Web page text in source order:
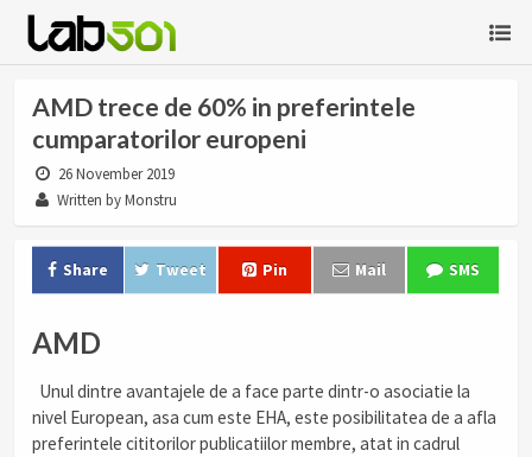
AMD trece de 60% in preferintele
cumparatorilor europeni
26 November 2019
Written by Monstru
Share Tweet Pin Mail SMS
AMD
Unul dintre avantajele de a face parte dintr-o asociatie la
nivel European, asa cum este EHA, este posibilitatea de a afla
preferintele cititorilor publicatiilor membre, atat in cadrul